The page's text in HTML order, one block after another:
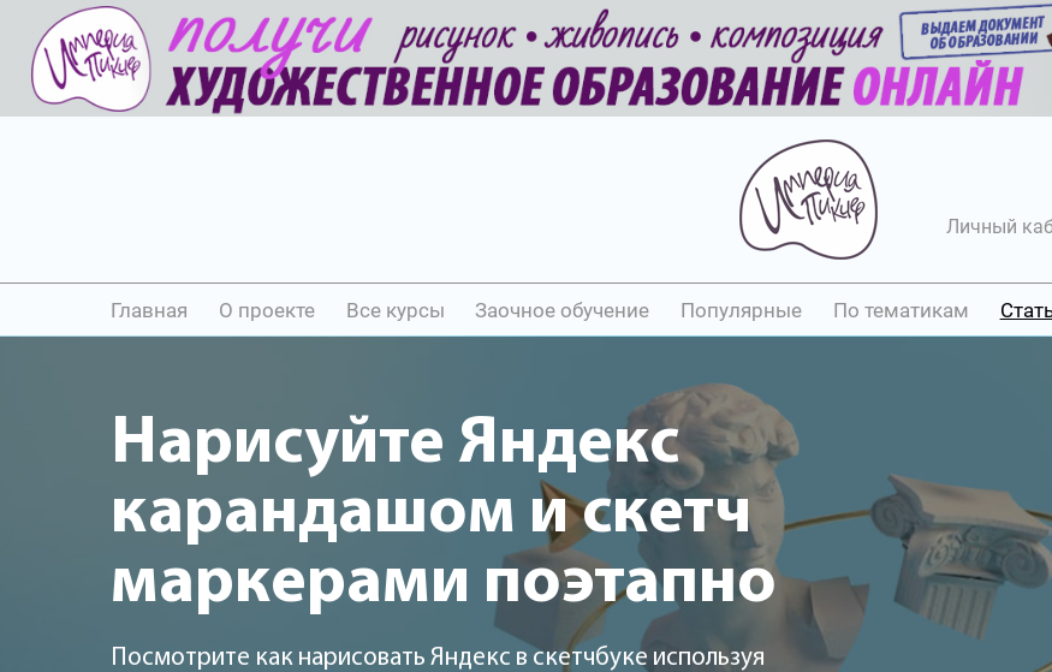
Личный
Главная О проекте Все курсы Заочное обучение Популярные По тематикам
Нарисуйте Яндекс
карандашом и скетч
маркерами поэтапно
Посмотрите как нарисовать Яндекс в скетчбуке используя